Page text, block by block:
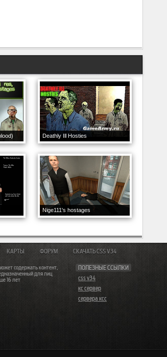
Deathly Ill Hosties
Nige111's hostages
содержать контент,
для лиц
16 лет
ПОЛЕЗНЫЕ ССЫЛКИ
css v34
кс сервер
сервера ксс
КАРТЫ ФОРУМ СКАЧАТЬ CSS V34